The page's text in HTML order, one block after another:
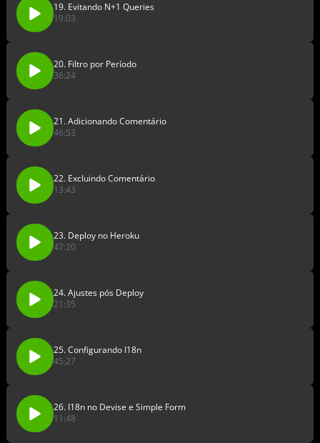
19. Evitando N+1 Queries
19:03
20. Filtro por Período
36:24
21. Adicionando Comentário
46:53
22. Excluindo Comentário
13:43
23. Deploy no Heroku
47:20
24. Ajustes pós Deploy
21:35
25. Configurando I18n
45:27
26. I18n no Devise e Simple Form
11:48